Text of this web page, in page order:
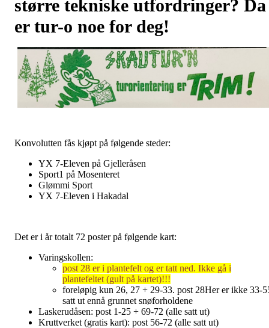
større tekniske utfordringer? Da
er tur-o noe for deg!
Konvolutten fås kjøpt på følgende steder:
YX 7-Eleven på Gjelleråsen
Sport1 på Mosenteret
Glømmi Sport
YX 7-Eleven i Hakadal
Det er i år totalt 72 poster på følgende kart:
Varingskollen:
post 28 er i plantefelt og er tatt ned. Ikke gå i
plantefeltet (gult på kartet)!!!
foreløpig kun 26, 27 + 29-33. post 28Her er ikke 33-
satt ut ennå grunnet snøforholdene
Laskerudåsen: post 1-25 + 69-72 (alle satt ut)
Kruttverket (gratis kart): post 56-72 (alle satt ut)